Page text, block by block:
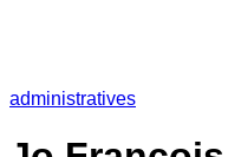
administratives